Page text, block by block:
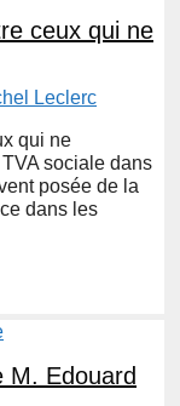
ceux qui ne
Leclerc
qui ne
sociale dans
posée de la
dans les
M. Edouard